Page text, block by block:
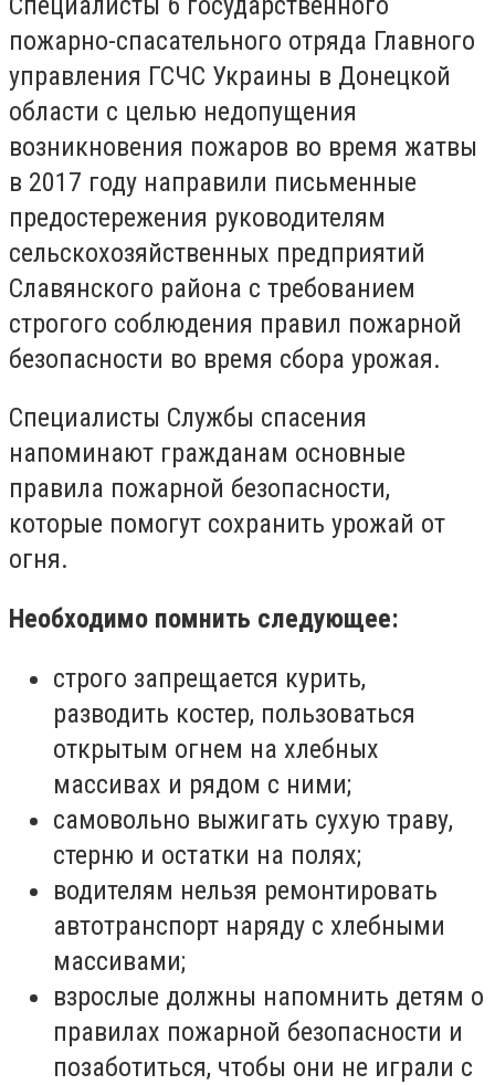
пожарно-спасательного отряда Главного
управления ГСЧС Украины в Донецкой
области с целью недопущения
возникновения пожаров во время жатвы
в 2017 году направили письменные
предостережения руководителям
сельскохозяйственных предприятий
Славянского района с требованием
строгого соблюдения правил пожарной
безопасности во время сбора урожая.
Специалисты Службы спасения
напоминают гражданам основные
правила пожарной безопасности,
которые помогут сохранить урожай от
огня.
Необходимо помнить следующее:
строго запрещается курить,
разводить костер, пользоваться
открытым огнем на хлебных
массивах и рядом с ними;
самовольно выжигать сухую траву,
стерню и остатки на полях;
водителям нельзя ремонтировать
автотранспорт наряду с хлебными
массивами;
взрослые должны напомнить детям о
правилах пожарной безопасности и
позаботиться, чтобы они не играли с